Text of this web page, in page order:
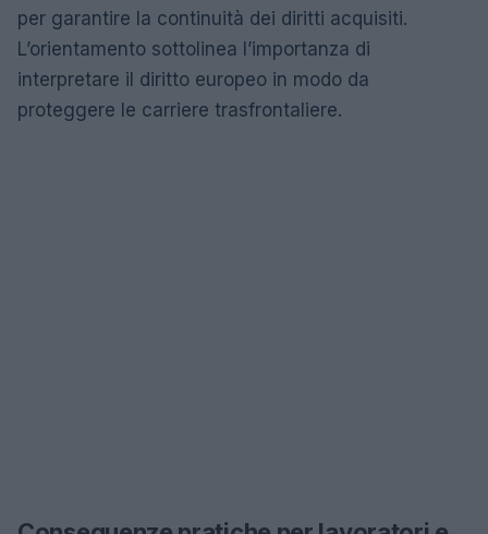
per garantire la continuità dei diritti acquisiti.
L’orientamento sottolinea l’importanza di
interpretare il diritto europeo in modo da
proteggere le carriere trasfrontaliere.